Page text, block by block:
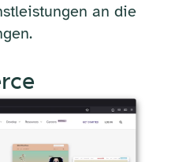
an die